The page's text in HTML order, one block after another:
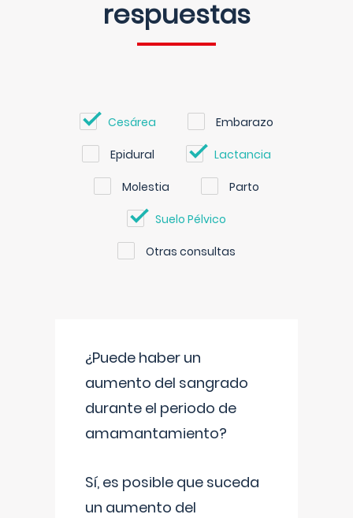
respuestas
Cesárea Embarazo
Epidural Lactancia
Molestia Parto
Suelo Pélvico
Otras consultas
¿Puede haber un
aumento del sangrado
durante el periodo de
amamantamiento?
Sí, es posible que suceda
un aumento del